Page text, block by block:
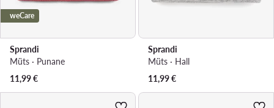
weCare
Sprandi
Müts · Punane
11,99€
Sprandi
Müts · Hall
11,99€